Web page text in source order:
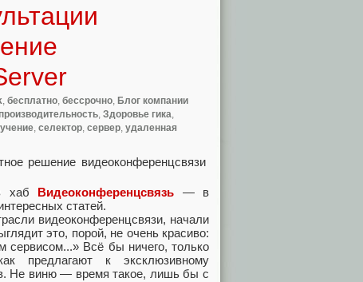
бесплатно бессрочно Блог компании
Здоровье гика
селектор сервер удаленная
хаб Видеоконференцсвязь — в
статей.
видеоконференцсвязи, начали
это, порой, не очень красиво:
сервисом...» Всё бы ничего, только
предлагают к эксклюзивному
Не виню — время такое, лишь бы с